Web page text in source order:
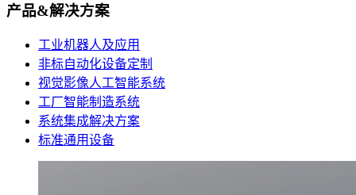
产品&解决方案
工业机器人及应用
非标自动化设备定制
视觉影像人工智能系统
工厂智能制造系统
系统集成解决方案
标准通用设备